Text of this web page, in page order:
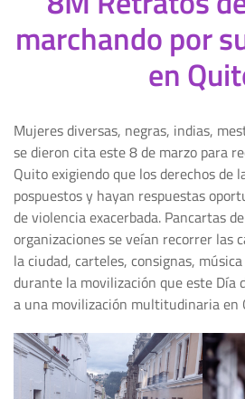
marchando por
en
Mujeres diversas, negras, indias,
se dieron cita este 8 de marzo para
Quito exigiendo que los derechos de
pospuestos y hayan respuestas
de violencia exacerbada. Pancartas
organizaciones se veían recorrer las
la ciudad, carteles, consignas,
durante la movilización que este Día
a una movilización multitudinaria en